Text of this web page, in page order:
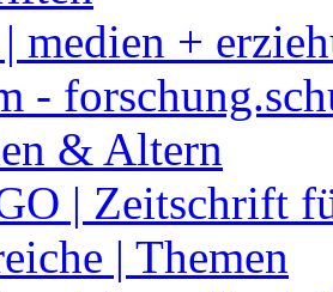
medien +
-
& Altern
| Zeitschrift
| Themen